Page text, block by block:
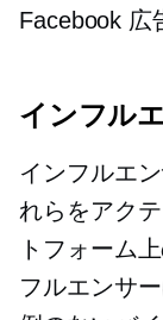
Facebook 広
インフル
インフルエ
れらをアク
トフォーム
フルエンサ